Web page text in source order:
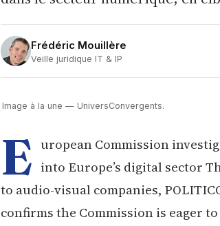
Frédéric Mouillère
Veille juridique IT & IP
Image à la une — UniversConvergents.
E uropean Commission
into Europe’s digital sector
to audio-visual companies,
confirms the Commission is eager